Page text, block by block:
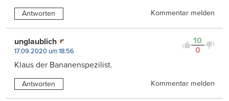
Antworten Kommentar melden
10
0
unglaublich
17.09.2020 um 18:56
Klaus der Bananenspezilist.
Antworten Kommentar melden